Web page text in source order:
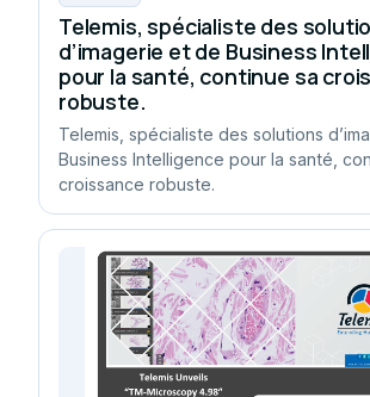
Telemis, spécialiste des
d’imagerie et de Business
pour la santé, continue sa
robuste.
Telemis, spécialiste des solutions
Business Intelligence pour la santé,
croissance robuste.